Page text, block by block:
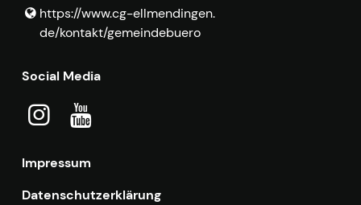
https://www.​cg-ellmendingen.​
de/kontakt/gemeindebuero
Social Media
Impressum
Datenschutzerklärung